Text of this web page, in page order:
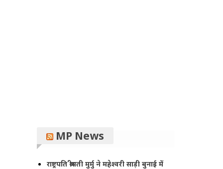
MP News
राष्ट्रपति श्रीमती मुर्मु ने महेश्वरी साड़ी बुनाई में